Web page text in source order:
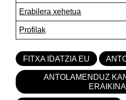
Erabilera xehetua
Profilak
FITXA IDATZIA EU
ANTOLAMENDUZ